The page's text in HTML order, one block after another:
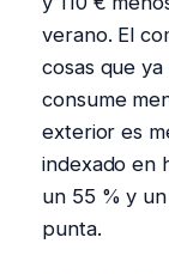
verano. El
cosas que
consume
exterior es
indexado en
un 55 % y
punta.